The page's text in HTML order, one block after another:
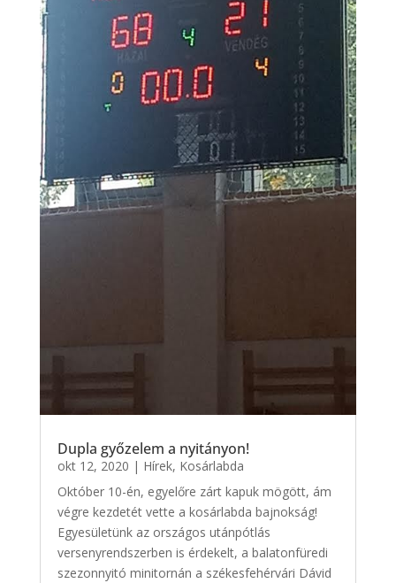
Dupla győzelem a nyitányon!
okt 12, 2020 | Hírek, Kosárlabda
Október 10-én, egyelőre zárt kapuk mögött, ám
végre kezdetét vette a kosárlabda bajnokság!
Egyesületünk az országos utánpótlás
versenyrendszerben is érdekelt, a balatonfüredi
szezonnyitó minitornán a székesfehérvári Dávid